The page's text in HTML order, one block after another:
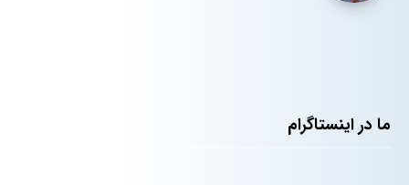
ما در اینستاگرام